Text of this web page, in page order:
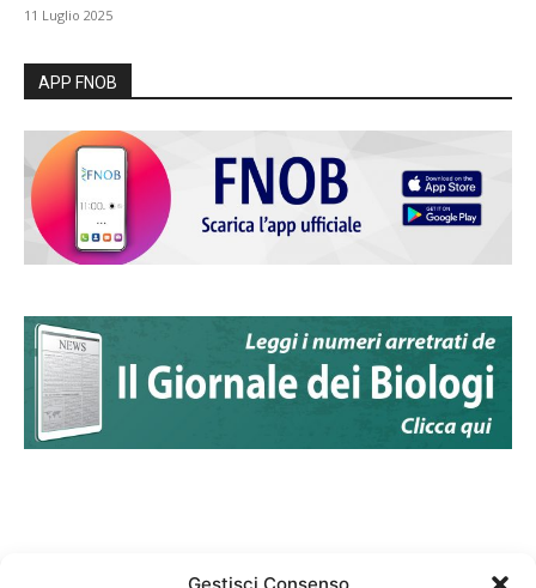
11 Luglio 2025
APP FNOB